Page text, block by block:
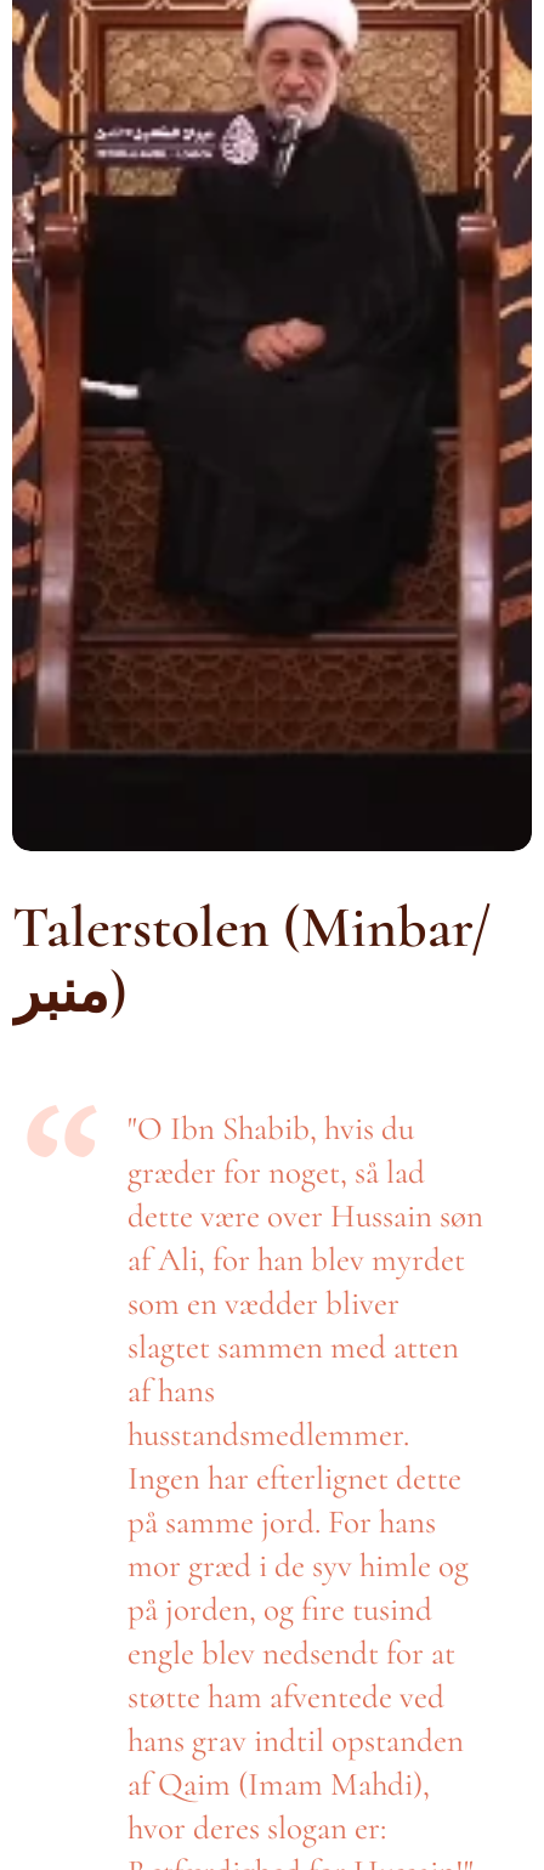
Talerstolen (Minbar/
منبر)
"O Ibn Shabib, hvis du
græder for noget, så lad
dette være over Hussain søn
af Ali, for han blev myrdet
som en vædder bliver
slagtet sammen med atten
af hans
husstandsmedlemmer.
Ingen har efterlignet dette
på samme jord. For hans
mor græd i de syv himle og
på jorden, og fire tusind
engle blev nedsendt for at
støtte ham afventede ved
hans grav indtil opstanden
af Qaim (Imam Mahdi),
hvor deres slogan er: